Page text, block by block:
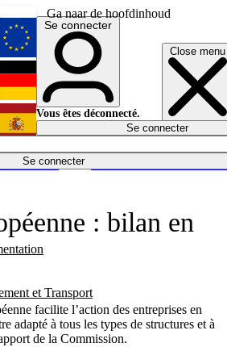
Ga naar de hoofdinhoud
Close menu
Se connecter
et Transport
Économie
English
Deutsch
Español
Se connecter
Vous êtes déconnecté.
Se connecter
: bilan en
facilite l’action des entreprises en
adapté à tous les types de structures et à
de la Commission.